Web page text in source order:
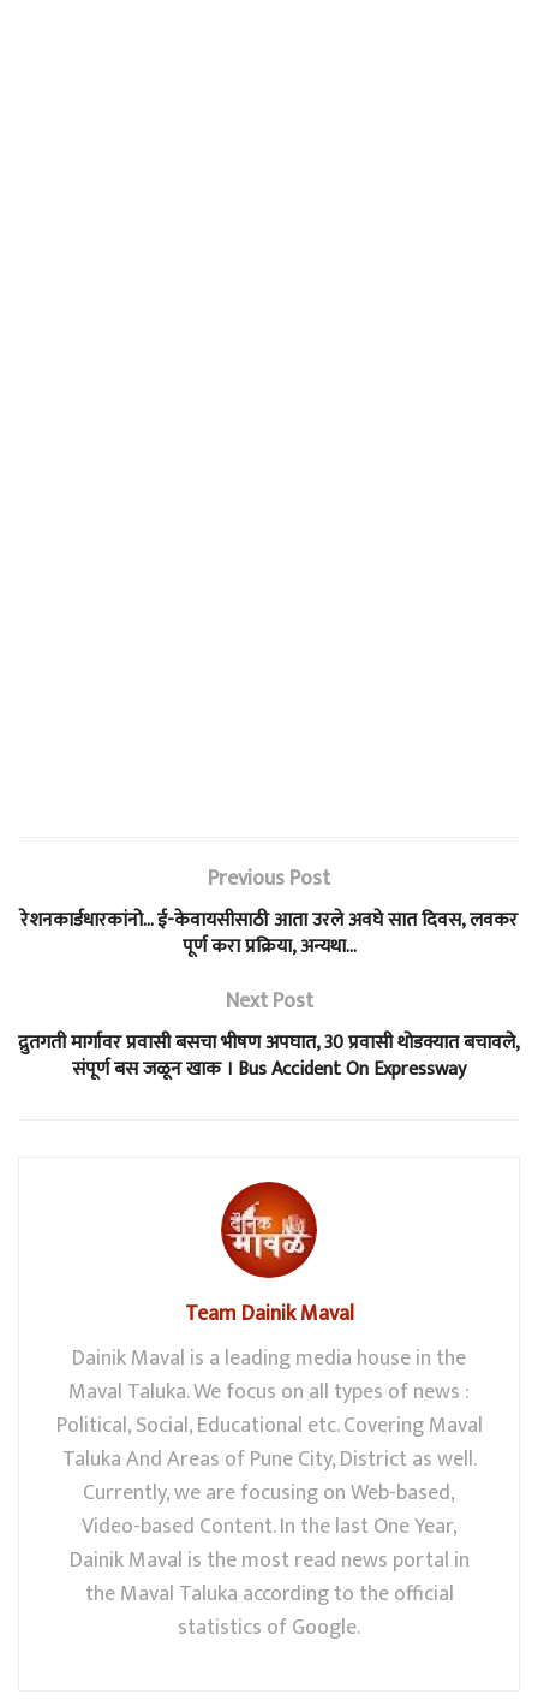
Previous Post
रेशनकार्डधारकांनो… ई-केवायसीसाठी आता उरले अवघे सात दिवस, लवकर
पूर्ण करा प्रक्रिया, अन्यथा…
Next Post
द्रुतगती मार्गावर प्रवासी बसचा भीषण अपघात, 30 प्रवासी थोडक्यात बचावले,
संपूर्ण बस जळून खाक । Bus Accident On Expressway
Team Dainik Maval
Dainik Maval is a leading media house in the
Maval Taluka. We focus on all types of news :
Political, Social, Educational etc. Covering Maval
Taluka And Areas of Pune City, District as well.
Currently, we are focusing on Web-based,
Video-based Content. In the last One Year,
Dainik Maval is the most read news portal in
the Maval Taluka according to the official
statistics of Google.